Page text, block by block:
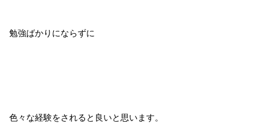
勉強ばかりにならずに
色々な経験をされると良いと思います。